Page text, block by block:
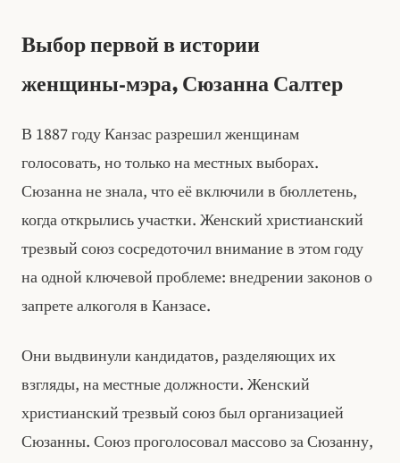
Выбор первой в истории
женщины‑мэра, Сюзанна Салтер
В 1887 году Канзас разрешил женщинам
голосовать, но только на местных выборах.
Сюзанна не знала, что её включили в бюллетень,
когда открылись участки. Женский христианский
трезвый союз сосредоточил внимание в этом году
на одной ключевой проблеме: внедрении законов о
запрете алкоголя в Канзасе.
Они выдвинули кандидатов, разделяющих их
взгляды, на местные должности. Женский
христианский трезвый союз был организацией
Сюзанны. Союз проголосовал массово за Сюзанну,